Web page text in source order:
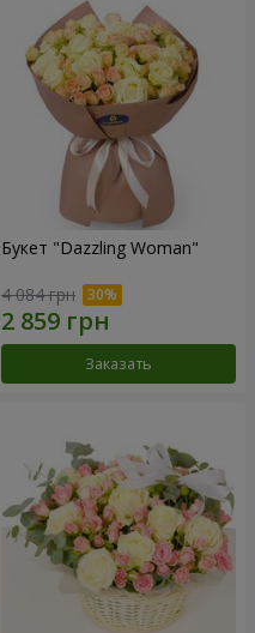
Букет "Dazzling Woman"
4 084 грн
Заказать